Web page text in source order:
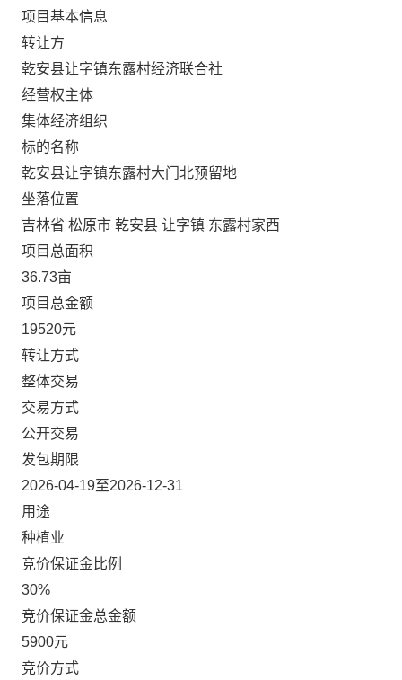
项目基本信息
转让方
乾安县让字镇东露村经济联合社
经营权主体
集体经济组织
标的名称
乾安县让字镇东露村大门北预留地
坐落位置
吉林省 松原市 乾安县 让字镇 东露村家西
项目总面积
36.73亩
项目总金额
19520元
转让方式
整体交易
交易方式
公开交易
发包期限
2026-04-19至2026-12-31
用途
种植业
竞价保证金比例
30%
竞价保证金总金额
5900元
竞价方式